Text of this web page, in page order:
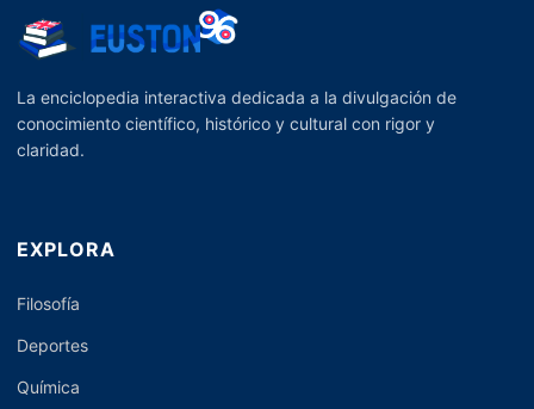
La enciclopedia interactiva dedicada a la divulgación de
conocimiento científico, histórico y cultural con rigor y
claridad.
EXPLORA
Filosofía
Deportes
Química